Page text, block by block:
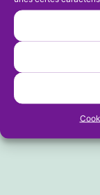
Entrada
María
reben els
del Circuit